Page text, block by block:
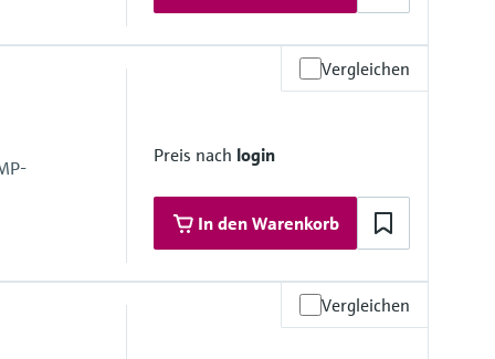
1.4404 (316/316L)
Vergleichen
Preis nach login
In den Warenkorb
Vergleichen